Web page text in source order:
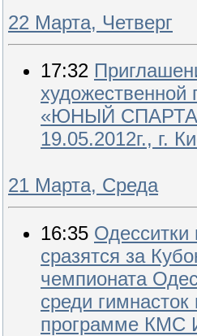
22 Марта, Четверг
17:32
художественной
«ЮНЫЙ
19.05.2012г., г.
21 Марта, Среда
16:35 Одесситки
сразятся за
чемпионата
среди
программе КМС